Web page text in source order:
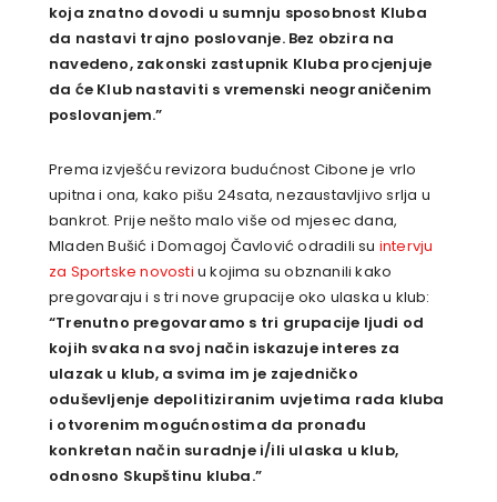
koja znatno dovodi u sumnju sposobnost Kluba
da nastavi trajno poslovanje. Bez obzira na
navedeno, zakonski zastupnik Kluba procjenjuje
da će Klub nastaviti s vremenski neograničenim
poslovanjem.”
Prema izvješću revizora budućnost Cibone je vrlo
upitna i ona, kako pišu 24sata, nezaustavljivo srlja u
bankrot. Prije nešto malo više od mjesec dana,
Mladen Bušić i Domagoj Čavlović odradili su intervju
za Sportske novosti u kojima su obznanili kako
pregovaraju i s tri nove grupacije oko ulaska u klub:
“Trenutno pregovaramo s tri grupacije ljudi od
kojih svaka na svoj način iskazuje interes za
ulazak u klub, a svima im je zajedničko
oduševljenje depolitiziranim uvjetima rada kluba
i otvorenim mogućnostima da pronađu
konkretan način suradnje i/ili ulaska u klub,
odnosno Skupštinu kluba.”